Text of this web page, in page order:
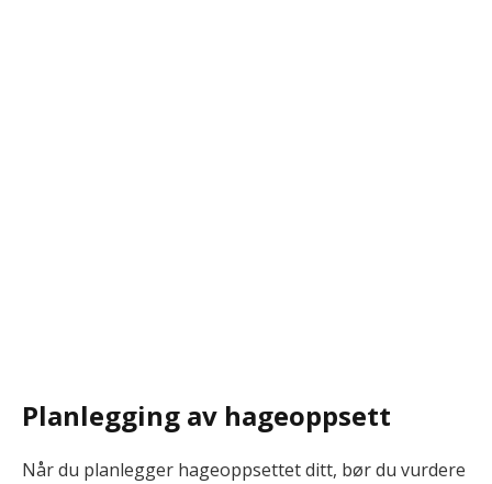
Planlegging av hageoppsett
Når du planlegger hageoppsettet ditt, bør du vurdere